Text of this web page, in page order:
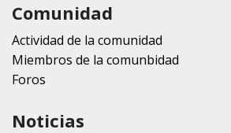
Comunidad
Actividad de la comunidad
Miembros de la comunbidad
Foros
Noticias